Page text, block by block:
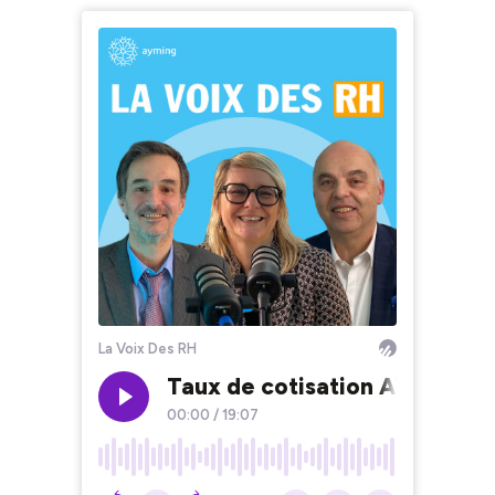
La Voix Des RH
Taux de cotisation AT/MP :
00:00 / 19:07